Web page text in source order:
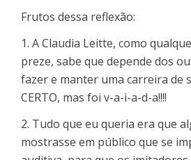
Frutos dessa reflexão:
1. A Claudia Leitte, como
preze, sabe que depende dos
fazer e manter uma carreira de
CERTO, mas foi v-a-i-a-d-a!!!!
2. Tudo que eu queria era que
mostrasse em público que se